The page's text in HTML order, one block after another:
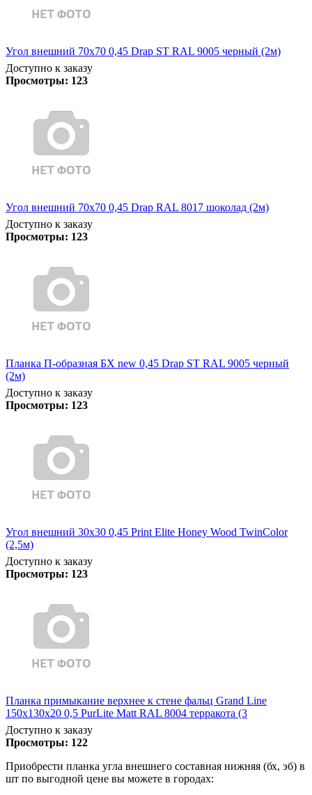
Угол внешний 70х70 0,45 Drap ST RAL 9005 черный (2м)
Доступно к заказу
Просмотры: 123
Угол внешний 70х70 0,45 Drap RAL 8017 шоколад (2м)
Доступно к заказу
Просмотры: 123
Планка П-образная БХ new 0,45 Drap ST RAL 9005 черный
(2м)
Доступно к заказу
Просмотры: 123
Угол внешний 30х30 0,45 Print Elite Honey Wood TwinColor
(2,5м)
Доступно к заказу
Просмотры: 123
Планка примыкание верхнее к стене фальц Grand Line
150х130х20 0,5 PurLite Matt RAL 8004 терракота (3
Доступно к заказу
Просмотры: 122
Приобрести планка угла внешнего составная нижняя (бх, эб) в
шт по выгодной цене вы можете в городах: